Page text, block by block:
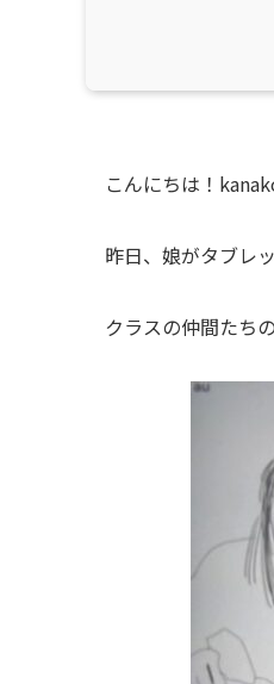
こんにちは！
昨日、娘がタブレ
クラスの仲間たち